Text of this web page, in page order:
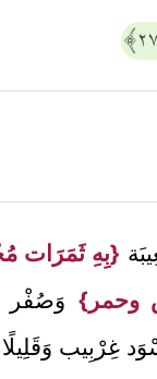
{بِهِ ثَمَرَات
وحمر} وَصُفْر
غِرْبِيب